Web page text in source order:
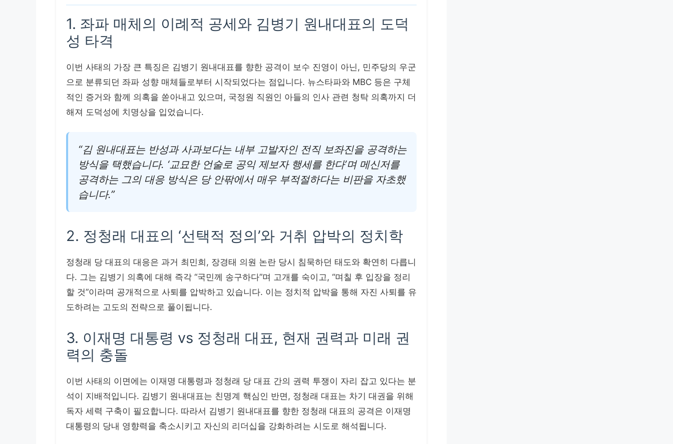
1. 좌파 매체의 이례적 공세와 김병기 원내대표의 도덕
성 타격
이번 사태의 가장 큰 특징은 김병기 원내대표를 향한 공격이 보수 진영이 아닌, 민주당의 우군
으로 분류되던 좌파 성향 매체들로부터 시작되었다는 점입니다. 뉴스타파와 MBC 등은 구체
적인 증거와 함께 의혹을 쏟아내고 있으며, 국정원 직원인 아들의 인사 관련 청탁 의혹까지 더
해져 도덕성에 치명상을 입었습니다.
“김 원내대표는 반성과 사과보다는 내부 고발자인 전직 보좌진을 공격하는
방식을 택했습니다. ‘교묘한 언술로 공익 제보자 행세를 한다’며 메신저를
공격하는 그의 대응 방식은 당 안팎에서 매우 부적절하다는 비판을 자초했
습니다.”
2. 정청래 대표의 ‘선택적 정의’와 거취 압박의 정치학
정청래 당 대표의 대응은 과거 최민희, 장경태 의원 논란 당시 침묵하던 태도와 확연히 다릅니
다. 그는 김병기 의혹에 대해 즉각 “국민께 송구하다”며 고개를 숙이고, “며칠 후 입장을 정리
할 것”이라며 공개적으로 사퇴를 압박하고 있습니다. 이는 정치적 압박을 통해 자진 사퇴를 유
도하려는 고도의 전략으로 풀이됩니다.
3. 이재명 대통령 vs 정청래 대표, 현재 권력과 미래 권
력의 충돌
이번 사태의 이면에는 이재명 대통령과 정청래 당 대표 간의 권력 투쟁이 자리 잡고 있다는 분
석이 지배적입니다. 김병기 원내대표는 친명계 핵심인 반면, 정청래 대표는 차기 대권을 위해
독자 세력 구축이 필요합니다. 따라서 김병기 원내대표를 향한 정청래 대표의 공격은 이재명
대통령의 당내 영향력을 축소시키고 자신의 리더십을 강화하려는 시도로 해석됩니다.